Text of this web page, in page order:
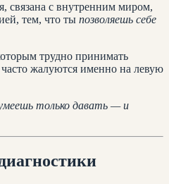
с внутренним миром,
тем, что ты позволяешь себе
трудно принимать
жалуются именно на левую
только давать — и